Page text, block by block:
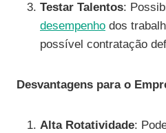
Testar Talentos:
desempenho dos
possível contratação
Desvantagens para o
Alta Rotatividade: